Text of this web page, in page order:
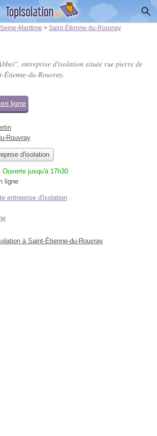
Seine-Maritime > Saint-Étienne-du-Rouvray
entreprise d'isolation située rue pierre de
Étienne-du-Rouvray.
ligne
Rouvray
d'isolation
Ouverte jusqu'à 17h30
ligne
entreprise d'isolation
à Saint-Étienne-du-Rouvray